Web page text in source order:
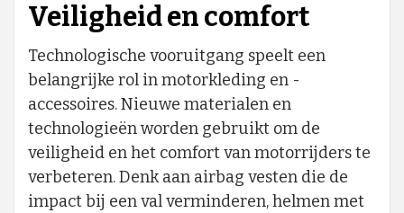
Veiligheid en comfort
Technologische vooruitgang speelt een
belangrijke rol in motorkleding en -
accessoires. Nieuwe materialen en
technologieën worden gebruikt om de
veiligheid en het comfort van motorrijders te
verbeteren. Denk aan airbag vesten die de
impact bij een val verminderen, helmen met